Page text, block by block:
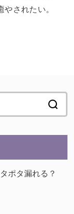
されたい。
ポタ漏れる？